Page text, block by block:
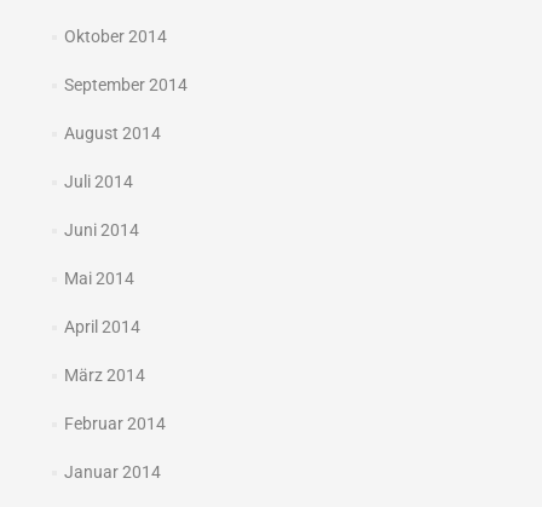
Oktober 2014
September 2014
August 2014
Juli 2014
Juni 2014
Mai 2014
April 2014
März 2014
Februar 2014
Januar 2014